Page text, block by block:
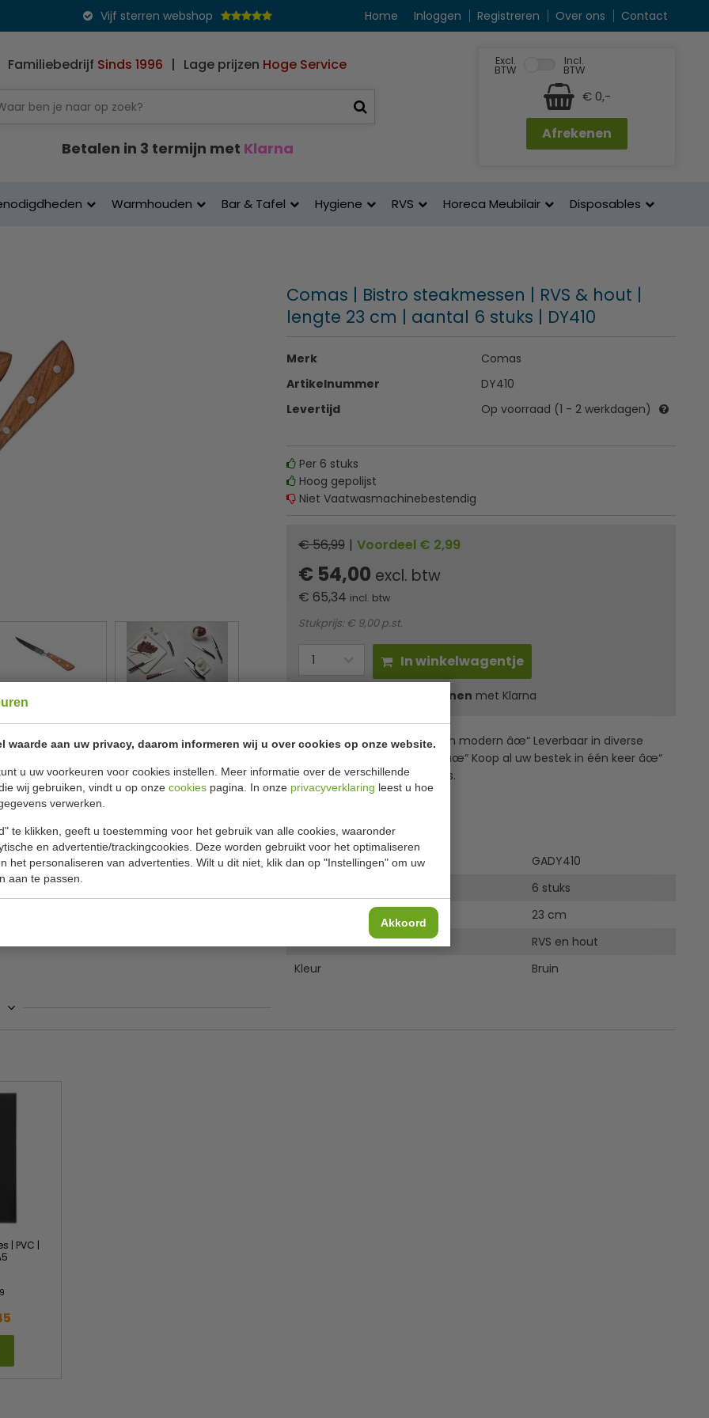
waarde aan uw privacy, daarom informeren wij u over cookies op onze website.
u uw voorkeuren voor cookies instellen. Meer informatie over de verschillende
wij gebruiken, vindt u op onze cookies pagina. In onze privacyverklaring leest u hoe
verwerken.
te klikken, geeft u toestemming voor het gebruik van alle cookies, waaronder
en advertentie/trackingcookies. Deze worden gebruikt voor het optimaliseren
het personaliseren van advertenties. Wilt u dit niet, klik dan op "Instellingen" om uw
aan te passen.
Akkoord
Vijf sterren webshop Home Inloggen Registreren Over ons Contact
Familiebedrijf Sinds 1996 | Lage prijzen Hoge Service
Betalen in 3 termijn met Klarna
Excl.
BTW
Incl.
BTW
€ 0,-
Afrekenen
Warmhouden Bar & Tafel Hygiene RVS Horeca Meubilair Disposables
Comas | Bistro steakmessen | RVS & hout |
lengte 23 cm | aantal 6 stuks | DY410
Merk
Comas
Artikelnummer
DY410
Levertijd
Op voorraad (1 - 2 werkdagen)
Per 6 stuks
Hoog gepolijst
Niet Vaatwasmachinebestendig
€ 56,99 | Voordeel € 2,99
€ 54,00 excl. btw
€ 65,34 incl. btw
Stukprijs: € 9,00 p.st.
In winkelwagentje
in 3 termijnen met Klarna
Horeca bestek âœ“ Klassiek en modern âœ“ Leverbaar in diverse
kleuren âœ“ Scherp geprijsd âœ“ Koop al uw bestek in één keer âœ“
Uitgevoerd in hoogwaardig rvs.
toe aan iedere maaltijd. Het mes is
van
staat is ieder soort vlees te snijden. Hij is
Het moderne design laat uw restaurant,
Specificaties
Model
GADY410
6 stuks
23 cm
RVS en hout
Kleur
Bruin
| PVC |